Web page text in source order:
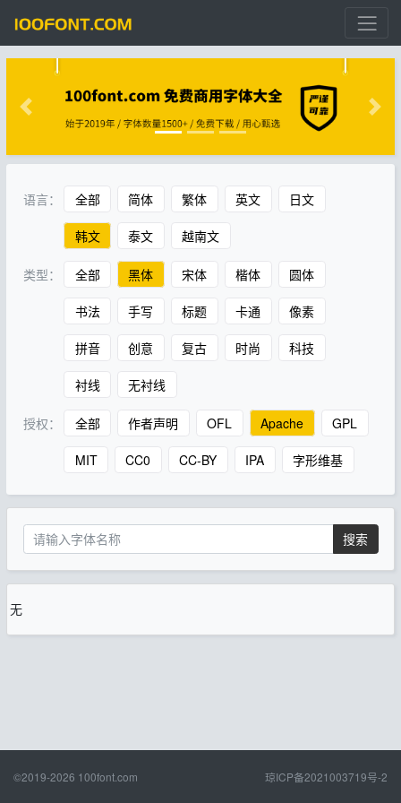
语言： 全部 简体 繁体 英文 日文
韩文 泰文 越南文
类型： 全部 黑体 宋体 楷体 圆体
书法 手写 标题 卡通 像素
拼音 创意 复古 时尚 科技
衬线 无衬线
授权： 全部 作者声明 OFL Apache GPL
MIT CC0 CC-BY IPA 字形维基
搜索
无
©2019-2026 100font.com 琼ICP备2021003719号-2